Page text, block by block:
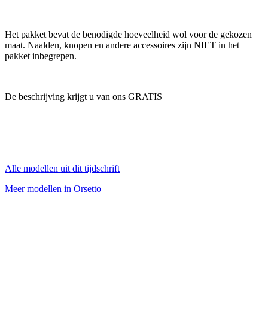
Het pakket bevat de benodigde hoeveelheid wol voor de gekozen
maat. Naalden, knopen en andere accessoires zijn NIET in het
pakket inbegrepen.
De beschrijving krijgt u van ons GRATIS
Alle modellen uit dit tijdschrift
Meer modellen in Orsetto